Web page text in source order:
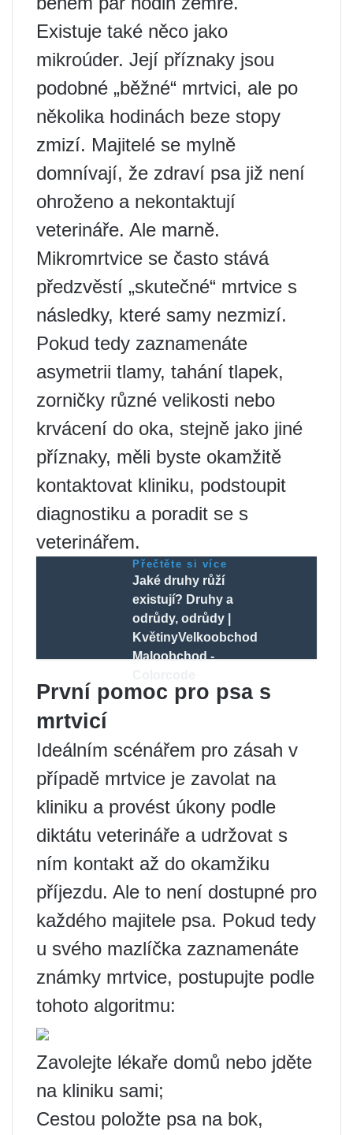
Existuje také něco jako
mikroúder. Její příznaky jsou
podobné „běžné“ mrtvici, ale po
několika hodinách beze stopy
zmizí. Majitelé se mylně
domnívají, že zdraví psa již není
ohroženo a nekontaktují
veterináře. Ale marně.
Mikromrtvice se často stává
předzvěstí „skutečné“ mrtvice s
následky, které samy nezmizí.
Pokud tedy zaznamenáte
asymetrii tlamy, tahání tlapek,
zorničky různé velikosti nebo
krvácení do oka, stejně jako jiné
příznaky, měli byste okamžitě
kontaktovat kliniku, podstoupit
diagnostiku a poradit se s
veterinářem.
Přečtěte si více
Jaké druhy růží
existují? Druhy a
odrůdy, odrůdy |
KvětinyVelkoobchod
Maloobchod -
První pomoc pro psa s
mrtvicí
Ideálním scénářem pro zásah v
případě mrtvice je zavolat na
kliniku a provést úkony podle
diktátu veterináře a udržovat s
ním kontakt až do okamžiku
příjezdu. Ale to není dostupné pro
každého majitele psa. Pokud tedy
u svého mazlíčka zaznamenáte
známky mrtvice, postupujte podle
tohoto algoritmu:
Zavolejte lékaře domů nebo jděte
na kliniku sami;
Cestou položte psa na bok,